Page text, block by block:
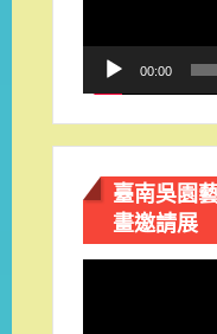
00:00
臺南吳園
畫邀請展